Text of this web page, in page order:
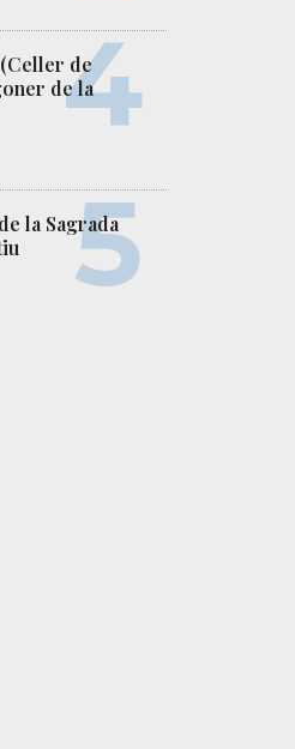
de
de la
la Sagrada